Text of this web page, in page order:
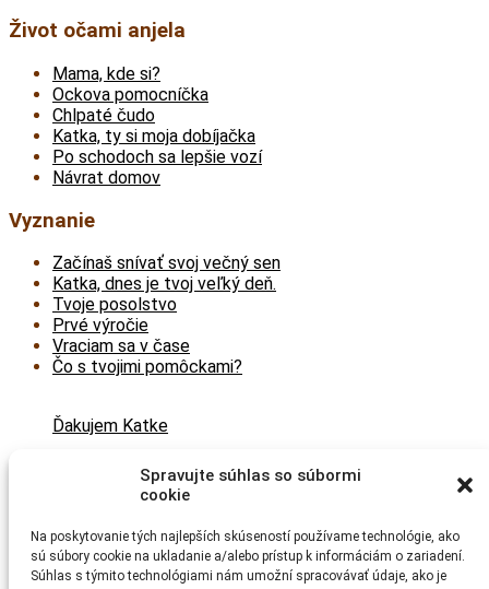
Spravujte súhlas so súbormi
cookie
Na poskytovanie tých najlepších skúseností používame technológie, ako
sú súbory cookie na ukladanie a/alebo prístup k informáciám o zariadení.
Súhlas s týmito technológiami nám umožní spracovávať údaje, ako je
Život očami anjela
Mama, kde si?
Ockova pomocníčka
Chlpaté čudo
Katka, ty si moja dobíjačka
Po schodoch sa lepšie vozí
Návrat domov
Vyznanie
Začínaš snívať svoj večný sen
Katka, dnes je tvoj veľký deň.
Tvoje posolstvo
Prvé výročie
Vraciam sa v čase
Čo s tvojimi pomôckami?
Ďakujem Katke
Myslím pozitívne
Bibiana Furdíková – Madame Cannelle